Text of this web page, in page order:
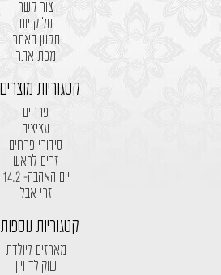
צור קשר
סל קניות
תקנון האתר
מפת אתר
קטגוריות מוצרים
פרחים
עציצים
סידורי פרחים
זרים לראש
יום האהבה- 14.2
זרי אבל
קטגוריות נוספות
מארזים ליולדת
שוקולד ויין